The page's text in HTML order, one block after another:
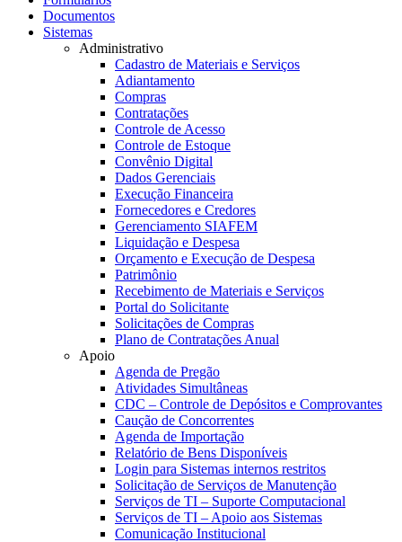
Documentos
Sistemas
Administrativo
Cadastro de Materiais e Serviços
Adiantamento
Compras
Contratações
Controle de Acesso
Controle de Estoque
Convênio Digital
Dados Gerenciais
Execução Financeira
Fornecedores e Credores
Gerenciamento SIAFEM
Liquidação e Despesa
Orçamento e Execução de Despesa
Patrimônio
Recebimento de Materiais e Serviços
Portal do Solicitante
Solicitações de Compras
Plano de Contratações Anual
Apoio
Agenda de Pregão
Atividades Simultâneas
CDC – Controle de Depósitos e Comprovantes
Caução de Concorrentes
Agenda de Importação
Relatório de Bens Disponíveis
Login para Sistemas internos restritos
Solicitação de Serviços de Manutenção
Serviços de TI – Suporte Computacional
Serviços de TI – Apoio aos Sistemas
Comunicação Institucional